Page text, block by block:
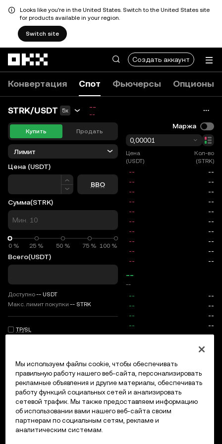
Looks like you're in the United States. Switch to the United States site
for products available in your region.
Switch site
Создать аккаунт
Конвертация Спот Фьючерсы Опционы
STRK/USDT 5x --
--
Купить Продать
Лимит
Цена (USDT)
Цена
BBO
Сумма(STRK)
0 % 25 % 50 % 75 % 100 %
0 %
Всего(USDT)
Доступно-- USDT
Макс. лимит покупки -- STRK
TP/SL
Макс. цена 0
Комиссии
Маржа
0,00001
Цена
(USDT)
Кол-во
(STRK)
--
--
Открытые ордера История ордеров Открытые
Мы используем файлы cookie, чтобы обеспечивать
правильную работу нашего веб-сайта, персонализировать
рекламные объявления и другие материалы, обеспечивать
работу функций социальных сетей и анализировать
сетевой трафик. Мы также предоставляем информацию
об использовании вами нашего веб-сайта своим
партнерам по социальным сетям, рекламе и
аналитическим системам.